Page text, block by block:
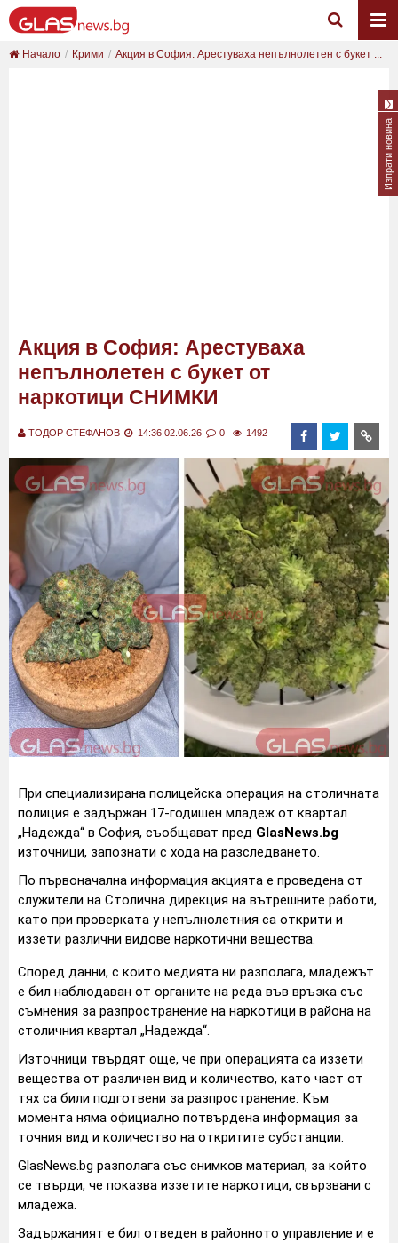
Начало Крими Акция в София: Арестуваха непълнолетен с букет ...
Акция в София: Арестуваха
непълнолетен с букет от
наркотици СНИМКИ
ТОДОР СТЕФАНОВ 14:36 02.06.26 0 1492
При специализирана полицейска операция на столичната
полиция е задържан 17-годишен младеж от квартал
„Надежда“ в София, съобщават пред GlasNews.bg
източници, запознати с хода на разследването.
По първоначална информация акцията е проведена от
служители на Столична дирекция на вътрешните работи,
като при проверката у непълнолетния са открити и
иззети различни видове наркотични вещества.
Според данни, с които медията ни разполага, младежът
е бил наблюдаван от органите на реда във връзка със
съмнения за разпространение на наркотици в района на
столичния квартал „Надежда“.
Източници твърдят още, че при операцията са иззети
вещества от различен вид и количество, като част от
тях са били подготвени за разпространение. Към
момента няма официално потвърдена информация за
точния вид и количество на откритите субстанции.
GlasNews.bg разполага със снимков материал, за който
се твърди, че показва иззетите наркотици, свързвани с
младежа.
Задържаният е бил отведен в районното управление и е
Изпрати новина